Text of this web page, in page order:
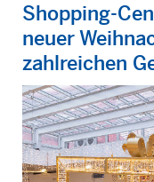
Shopping-
neuer
zahlreichen